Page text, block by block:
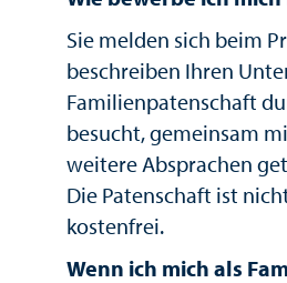
Sie melden sich beim
beschreiben Ihren
Familienpatenschaft
besucht, gemeinsam
weitere Absprachen
Die Patenschaft ist
kostenfrei.
Wenn ich mich als